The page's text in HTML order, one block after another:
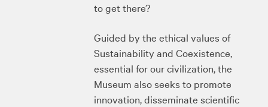
to get there?
Guided by the ethical values ​​of
Sustainability and Coexistence,
essential for our civilization, the
Museum also seeks to promote
innovation, disseminate scientific